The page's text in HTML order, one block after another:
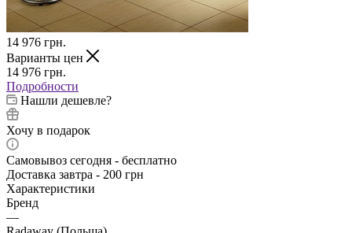
14 976 грн.
Варианты цен
14 976 грн.
Подробности
Нашли дешевле?
Хочу в подарок
Самовывоз сегодня - бесплатно
Доставка завтра - 200 грн
Характеристики
Бренд
—